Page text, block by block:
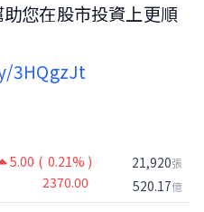
您在股市投資上更順
3HQgzJt
5.00 ( 0.21% )
2370.00
21,920張
520.17億